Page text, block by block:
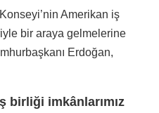
Amerikan iş
bir araya gelmelerine
Erdoğan,
birliği imkânlarımız